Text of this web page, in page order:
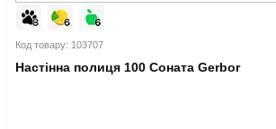
Код товару: 103707
Настінна полиця 100 Соната Gerbor